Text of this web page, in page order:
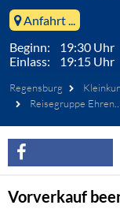
Anfahrt ...
Beginn: 19:30 Uhr
Einlass: 19:15 Uhr
Regensburg
Reisegruppe Ehrenfeld: Der Sinn des Lebens und...
Vorverkauf